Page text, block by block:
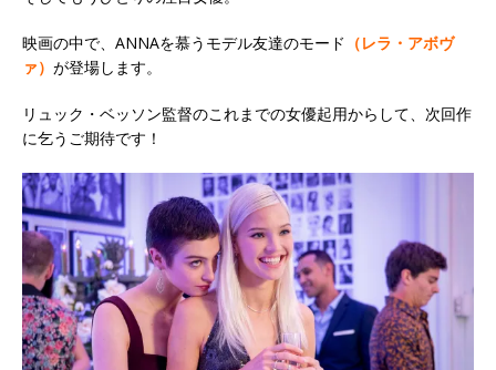
映画の中で、ANNAを慕うモデル友達のモード （レラ・アボヴ
ァ） が登場します。
リュック・ベッソン監督のこれまでの女優起用からして、次回作
に乞うご期待です！